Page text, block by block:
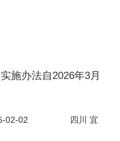
施办法自2026年3月
02-02
四川 宜